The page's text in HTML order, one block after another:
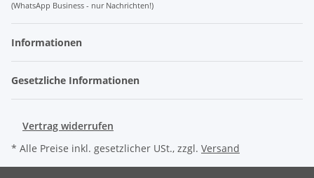
(WhatsApp Business - nur Nachrichten!)
Informationen
Gesetzliche Informationen
Vertrag widerrufen
* Alle Preise inkl. gesetzlicher USt., zzgl. Versand